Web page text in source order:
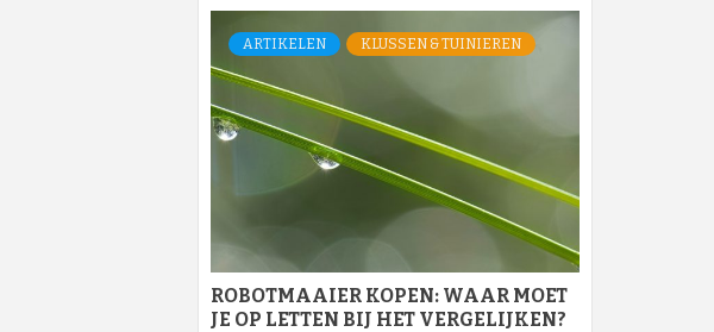
ARTIKELEN KLUSSEN & TUINIEREN
ROBOTMAAIER KOPEN: WAAR MOET
JE OP LETTEN BIJ HET VERGELIJKEN?